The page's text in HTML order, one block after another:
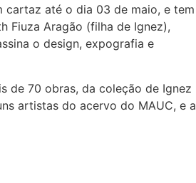
cartaz até o dia 03 de maio, e tem
Fiuza Aragão (filha de Ignez),
o design, expografia e
de 70 obras, da coleção de Ignez
artistas do acervo do MAUC, e a